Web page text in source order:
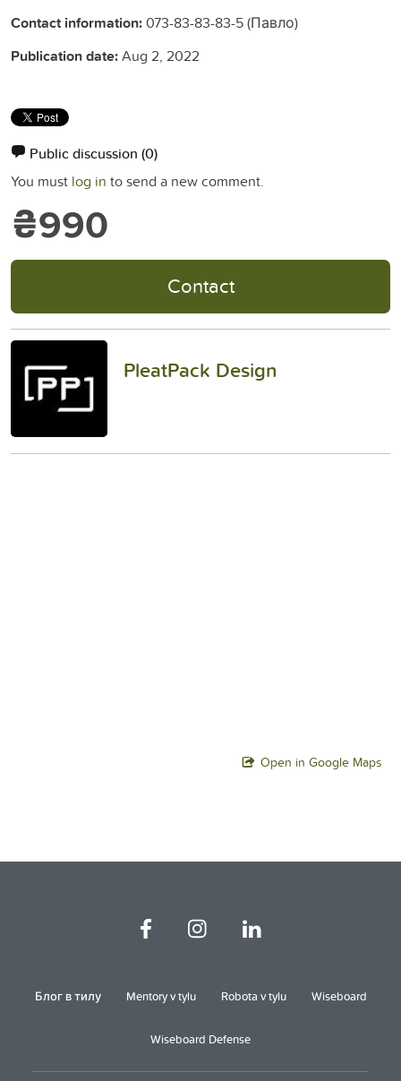
Contact information:073-83-83-83-5 (Павло)
Publication date:Aug 2, 2022
Public discussion (0)
You must log in to send a new comment.
₴990
Contact
PleatPack Design
Open in Google Maps
Блог в тилу Mentory v tylu Robota v tylu Wiseboard
Wiseboard Defense